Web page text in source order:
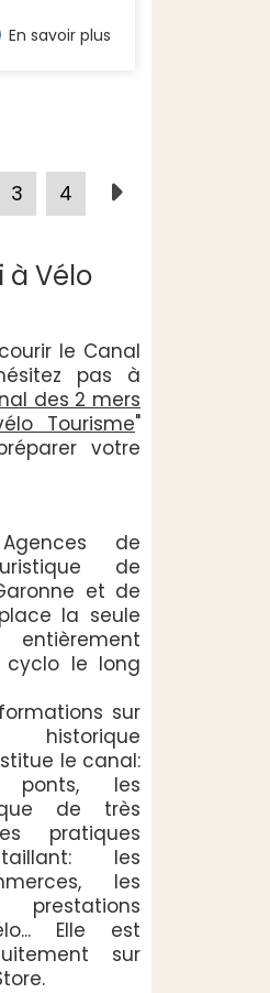
En savoir plus
3 4
à Vélo
le Canal
pas à
des 2 mers
Tourisme"
votre
de
de
et de
la seule
cyclo le long
sur
le canal:
ponts, les
que de très
pratiques
les
les
Elle est
sur